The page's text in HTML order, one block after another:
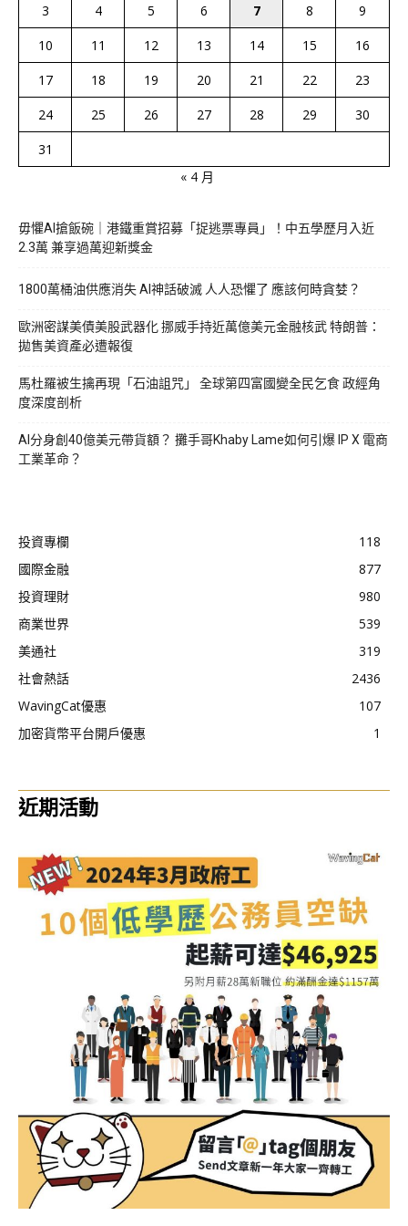
3
4 5 6 7 8
9
10
11 12 13 14 15
16
17
18 19 20 21 22
23
24
25 26 27 28 29
30
31
« 4 月
毋懼AI搶飯碗｜港鐵重賞招募「捉逃票專員」！中五學歷月入近
2.3萬 兼享過萬迎新獎金
1800萬桶油供應消失 AI神話破滅 人人恐懼了 應該何時貪婪？
歐洲密謀美債美股武器化 挪威手持近萬億美元金融核武 特朗普：
拋售美資產必遭報復
馬杜羅被生擒再現「石油詛咒」 全球第四富國變全民乞食 政經角
度深度剖析
AI分身創40億美元帶貨額？ 攤手哥Khaby Lame如何引爆 IP X 電商
工業革命？
投資專欄
118
國際金融
877
投資理財
980
商業世界
539
美通社
319
社會熱話
2436
WavingCat優惠
107
加密貨幣平台開戶優惠
1
近期活動